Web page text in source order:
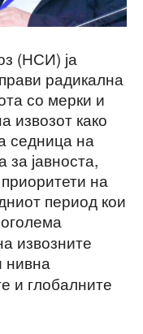
(НСИ) ја
радикална
со мерки и
извозот како
седница на
за јавноста,
на
период кои
извозните
нивна
и глобалните